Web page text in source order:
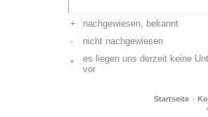
+
nachgewiesen, bekannt
-
nicht nachgewiesen
*
es liegen uns derzeit keine
vor
Startseite·